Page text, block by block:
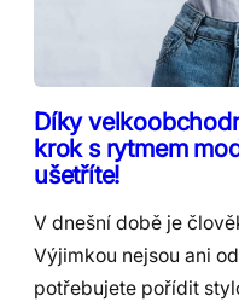
Díky
krok s rytmem
ušetříte!
V dnešní době je
Výjimkou nejsou ani
potřebujete pořídit